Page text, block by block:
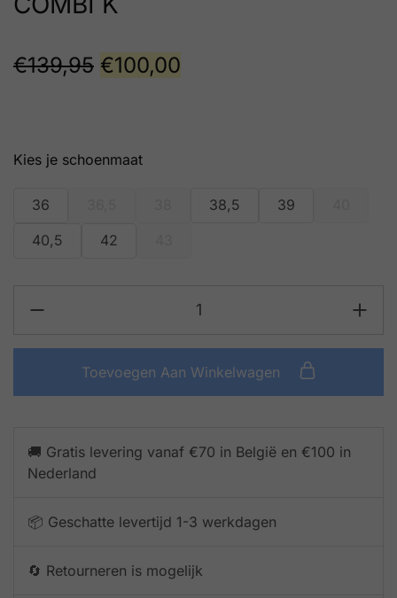
€139,95 €100,00
schoenmaat
36 38,5 39
40,5
42
Toevoegen Aan Winkelwagen
🚚 Gratis levering vanaf €70 in België en €100 in
Nederland
📦 Geschatte levertijd 1-3 werkdagen
🔄 Retourneren is mogelijk